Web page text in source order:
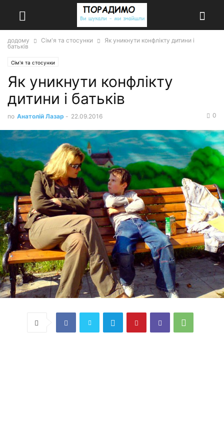
додому Сім'я та стосунки
Як уникнути конфлікту дитини і
батьків
Сім'я та стосунки
Як уникнути конфлікту
дитини і батьків
по Анатолій Лазар - 22.09.2016 0